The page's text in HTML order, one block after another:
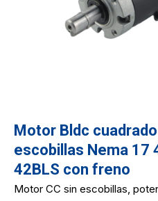
Motor Bldc
escobillas Nema 17
42BLS con freno
Motor CC sin escobillas,